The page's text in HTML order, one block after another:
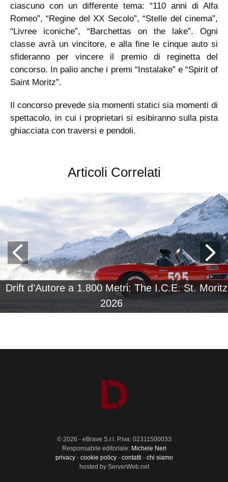
ciascuno con un differente tema: “110 anni di Alfa
Romeo”, “Regine del XX Secolo”, “Stelle del cinema”,
“Livree iconiche”, “Barchettas on the lake”. Ogni
classe avrà un vincitore, e alla fine le cinque auto si
sfideranno per vincere il premio di reginetta del
concorso. In palio anche i premi “Instalake” e “Spirit of
Saint Moritz”.
Il concorso prevede sia momenti statici sia momenti di
spettacolo, in cui i proprietari si esibiranno sulla pista
ghiacciata con traversi e pendoli.
Articoli Correlati
Drift d’Autore a 1.800 Metri: The I.C.E. St. Moritz
2026
© 2026 - eBrave S.r.l. P.iva: 02311500033
Responsabile editoriale: Michele Neri
privacy- cookie policy- contatti - chi siamo
hosted by ServerWeb.net